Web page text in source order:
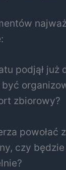
podjął już
zbiorowy?
powołać
czy będzie